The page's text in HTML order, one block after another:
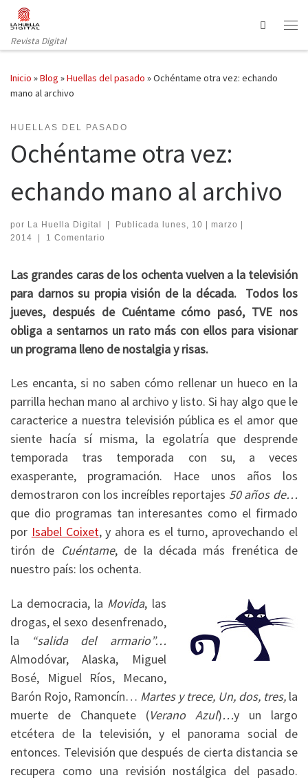
Saltar al contenido
Revista Digital
Search
Inicio »Blog »Huellas del pasado »Ochéntame otra vez: echando
mano al archivo
HUELLAS DEL PASADO
Ochéntame otra vez:
echando mano al archivo
por La Huella Digital | Publicada lunes, 10 | marzo |
2014
| 1 Comentario
Las grandes caras de los ochenta vuelven a la televisión
para darnos su propia visión de la década. Todos los
jueves, después de Cuéntame cómo pasó, TVE nos
obliga a sentarnos un rato más con ellos para visionar
un programa lleno de nostalgia y risas.
Les encanta, si no saben cómo rellenar un hueco en la
parrilla hechan mano al archivo y listo. Si hay algo que le
caracterice a nuestra televisión pública es el amor que
siente hacía sí misma, la egolatría que desprende
temporada tras temporada con su, a veces
exasperante, programación. Hace unos años los
demostraron con los increíbles reportajes 50 años de…
que dio programas tan interesantes como el firmado
por Isabel Coixet, y ahora es el turno, aprovechando el
tirón de Cuéntame, de la década más frenética de
nuestro país: los ochenta.
La democracia, la Movida, las
drogas, el sexo desenfrenado,
la
“salida del armario”…
Almodóvar, Alaska, Miguel
Bosé, Miguel Ríos, Mecano,
Barón Rojo, Ramoncín… Martes y trece, Un, dos, tres, la
muerte de Chanquete (Verano Azul)…y un largo
etcétera de la televisión, y el panorama social de
entonces. Televisión que después de cierta distancia se
recupera como una revisión nostálgica del pasado.